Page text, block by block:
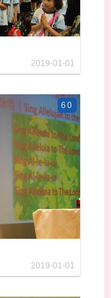
2019-01-01
60
2019-01-01